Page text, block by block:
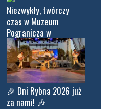
Niezwykły, twórczy
czas w Muzeum
Pogranicza w
Działdowie!
🎉 Dni Rybna 2026 już
za nami! 🎶